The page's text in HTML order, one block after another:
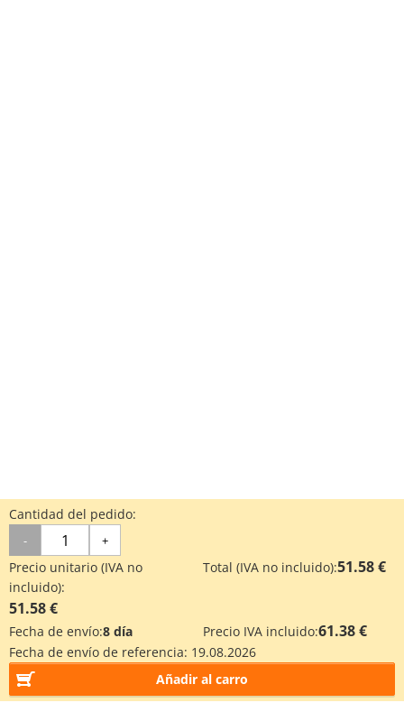
Cantidad del pedido:
- +
Precio unitario (IVA no
incluido):
51.58 €
Total (IVA no incluido):51.58 €
Fecha de envío:8 día Precio IVA incluido:61.38 €
Fecha de envío de referencia: 19.08.2026
Añadir al carro